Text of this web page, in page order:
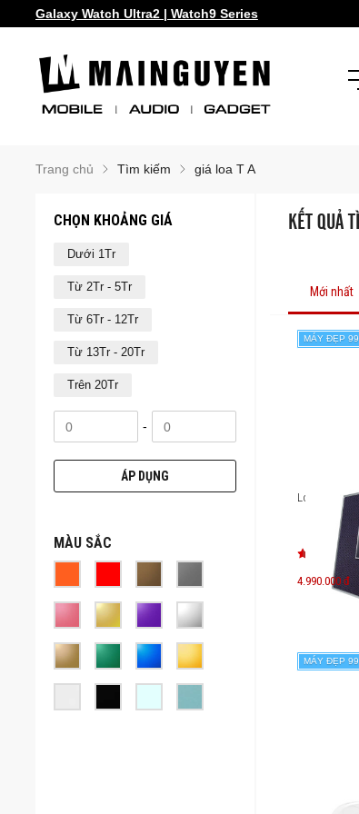
Galaxy Watch Ultra2 | Watch9 Series
Samsung Galaxy Z Fold8 | Z Flip8
Trang chủ Tìm kiếm giá loa T A
CHỌN KHOẢNG GIÁ
Dưới 1Tr
Từ 2Tr - 5Tr
Từ 6Tr - 12Tr
Từ 13Tr - 20Tr
Trên 20Tr
-
ÁP DỤNG
MÀU SẮC
KẾT QUẢ
Mới nhất
MÁY ĐẸP
Loa
4.990.000 đ
MÁY ĐẸP